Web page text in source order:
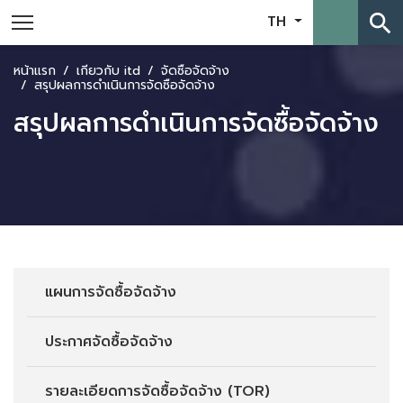
TH search
หน้าแรก เกี่ยวกับ itd จัดซื้อจัดจ้าง
สรุปผลการดำเนินการจัดซื้อจัดจ้าง
สรุปผลการดำเนินการจัดซื้อจัดจ้าง
แผนการจัดซื้อจัดจ้าง
ประกาศจัดซื้อจัดจ้าง
รายละเอียดการจัดซื้อจัดจ้าง (TOR)